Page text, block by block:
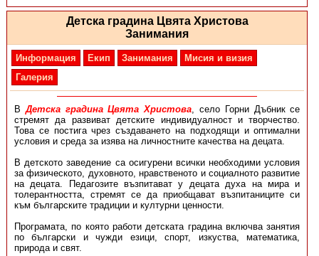
Детска градина Цвята Христова
Занимания
Информация Екип Занимания
Мисия и визия
Галерия
ВДетска градина Цвята Христова, село Горни Дъбник се
стремят да развиват детските индивидуалност и творчество.
Това се постига чрез създаването на подходящи и оптимални
условия и среда за изява на личностните качества на децата.
В детското заведение са осигурени всички необходими условия
за физическото, духовното, нравственото и социалното развитие
на децата. Педагозите възпитават у децата духа на мира и
толерантността, стремят се да приобщават възпитаниците си
към българските традиции и културни ценности.
Програмата, по която работи детската градина включва занятия
по български и чужди езици, спорт, изкуства, математика,
природа и свят.